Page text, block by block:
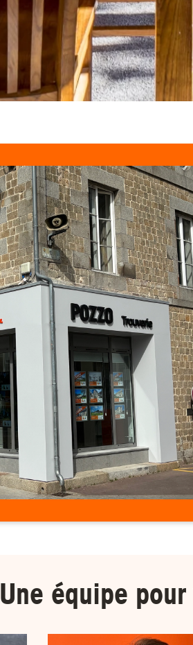
Une équipe pour